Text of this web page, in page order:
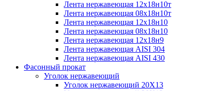
Лента нержавеющая 12х18н10т
Лента нержавеющая 08х18н10т
Лента нержавеющая 12х18н10
Лента нержавеющая 08х18н10
Лента нержавеющая 12х18н9
Лента нержавеющая AISI 304
Лента нержавеющая AISI 430
Фасонный прокат
Уголок нержавеющий
Уголок нержавеющий 20Х13